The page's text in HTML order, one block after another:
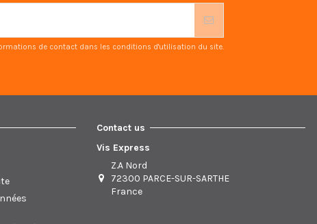
de contact dans les conditions d'utilisation du site.
Contact us
Vis Express
Z.A Nord
72300 PARCE-SUR-SARTHE
France